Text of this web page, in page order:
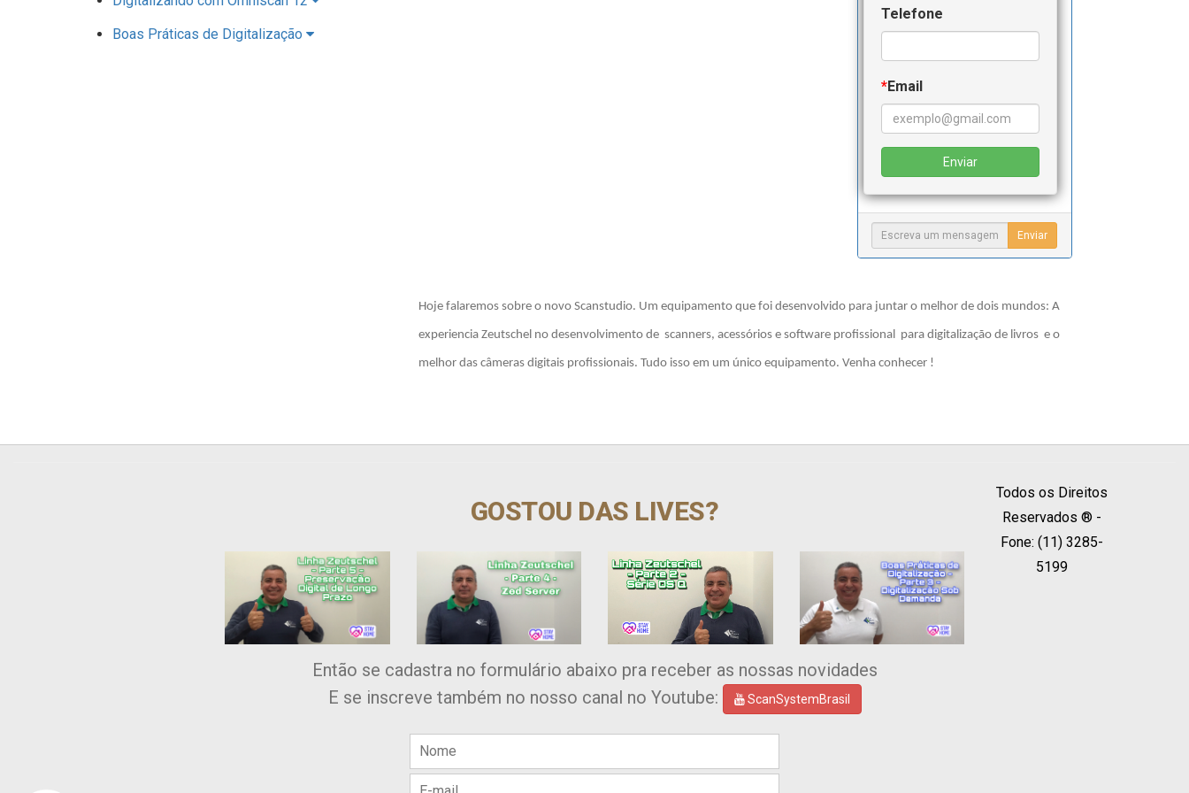
Boas Práticas de Digitalização
Telefone
*Email
cODsoQHh:e
Enviar
Hoje falaremos sobre o novo Scanstudio. Um equipamento que foi desenvolvido para juntar o melhor de dois mundos: A
experiencia Zeutschel no desenvolvimento de scanners, acessórios e software profissional para digitalização de livros e o
melhor das câmeras digitais profissionais. Tudo isso em um único equipamento. Venha conhecer !
GOSTOU DAS LIVES?
Então se cadastra no formulário abaixo pra receber as nossas novidades
E se inscreve também no nosso canal no Youtube:
ScanSystemBrasil
Todos os Direitos
Reservados ® -
Fone: (11) 3285-
5199